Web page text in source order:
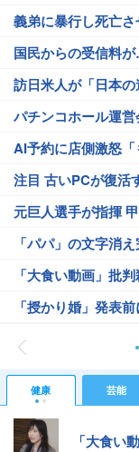
義弟に暴行し死亡
国民からの受信料
訪日米人が「日本
パチンコホール運
AI予約に店側激怒「
注目 古いPCが復活
元巨人選手が指揮
「パパ」の文字消
「大食い動画」批
「授かり婚」発表
健康 芸能
「大食い